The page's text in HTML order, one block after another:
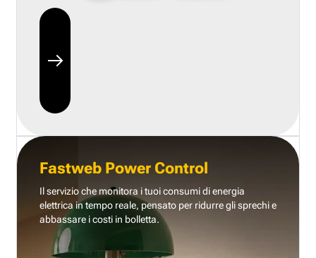
Fastweb Power Control
Il servizio che monitora i tuoi consumi di energia
elettrica in tempo reale, pensato per ridurre gli sprechi e
abbassare i costi in bolletta.